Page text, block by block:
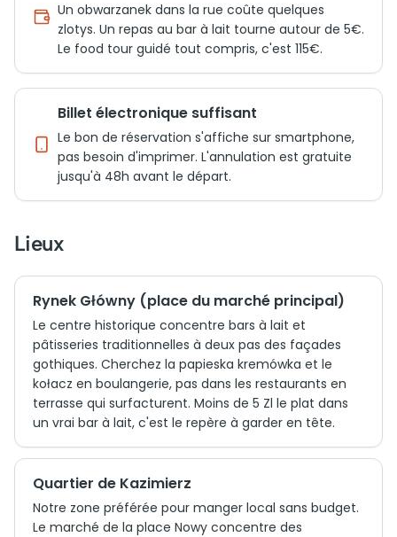
Un obwarzanek dans la rue coûte quelques
zlotys. Un repas au bar à lait tourne autour de 5€.
Le food tour guidé tout compris, c'est 115€.
Billet électronique suffisant
Le bon de réservation s'affiche sur smartphone,
pas besoin d'imprimer. L'annulation est gratuite
jusqu'à 48h avant le départ.
Lieux
Rynek Główny (place du marché principal)
Le centre historique concentre bars à lait et
pâtisseries traditionnelles à deux pas des façades
gothiques. Cherchez la papieska kremówka et le
kołacz en boulangerie, pas dans les restaurants en
terrasse qui surfacturent. Moins de 5 Zl le plat dans
un vrai bar à lait, c'est le repère à garder en tête.
Quartier de Kazimierz
Notre zone préférée pour manger local sans budget.
Le marché de la place Nowy concentre des